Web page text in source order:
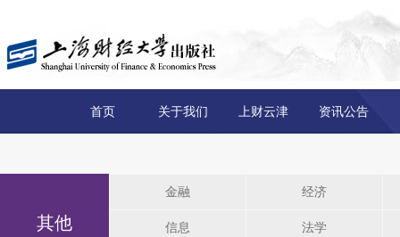
首页 关于我们 上财云津 资讯公告
其他
金融 经济
信息 法学